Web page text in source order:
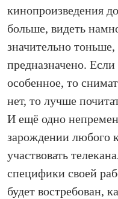
кинопроизведения
больше, видеть
значительно
предназначено. Если
особенное, то
нет, то лучше
И ещё одно
зарождении любого
участвовать
специфики своей
будет востребован,